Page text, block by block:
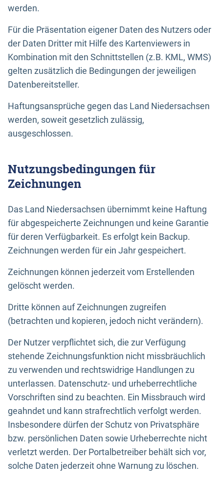
werden.
Für die Präsentation eigener Daten des Nutzers oder
der Daten Dritter mit Hilfe des Kartenviewers in
Kombination mit den Schnittstellen (z.B. KML, WMS)
gelten zusätzlich die Bedingungen der jeweiligen
Datenbereitsteller.
Haftungsansprüche gegen das Land Niedersachsen
werden, soweit gesetzlich zulässig,
ausgeschlossen.
Nutzungsbedingungen für
Zeichnungen
Das Land Niedersachsen übernimmt keine Haftung
für abgespeicherte Zeichnungen und keine Garantie
für deren Verfügbarkeit. Es erfolgt kein Backup.
Zeichnungen werden für ein Jahr gespeichert.
Zeichnungen können jederzeit vom Erstellenden
gelöscht werden.
Dritte können auf Zeichnungen zugreifen
(betrachten und kopieren, jedoch nicht verändern).
Der Nutzer verpflichtet sich, die zur Verfügung
stehende Zeichnungsfunktion nicht missbräuchlich
zu verwenden und rechtswidrige Handlungen zu
unterlassen. Datenschutz- und urheberrechtliche
Vorschriften sind zu beachten. Ein Missbrauch wird
geahndet und kann strafrechtlich verfolgt werden.
Insbesondere dürfen der Schutz von Privatsphäre
bzw. persönlichen Daten sowie Urheberrechte nicht
verletzt werden. Der Portalbetreiber behält sich vor,
solche Daten jederzeit ohne Warnung zu löschen.